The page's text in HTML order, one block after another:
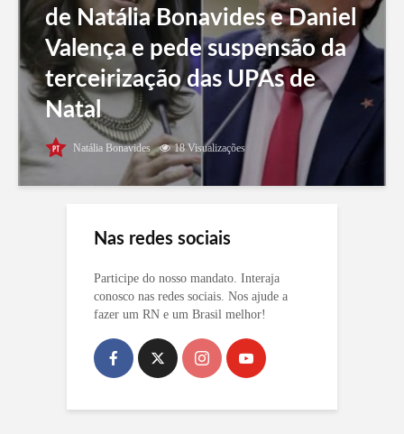
de Natália Bonavides e Daniel
Valença e pede suspensão da
terceirização das UPAs de
Natal
Natália Bonavides 18 Visualizações
Nas redes sociais
Participe do nosso mandato. Interaja
conosco nas redes sociais. Nos ajude a
fazer um RN e um Brasil melhor!